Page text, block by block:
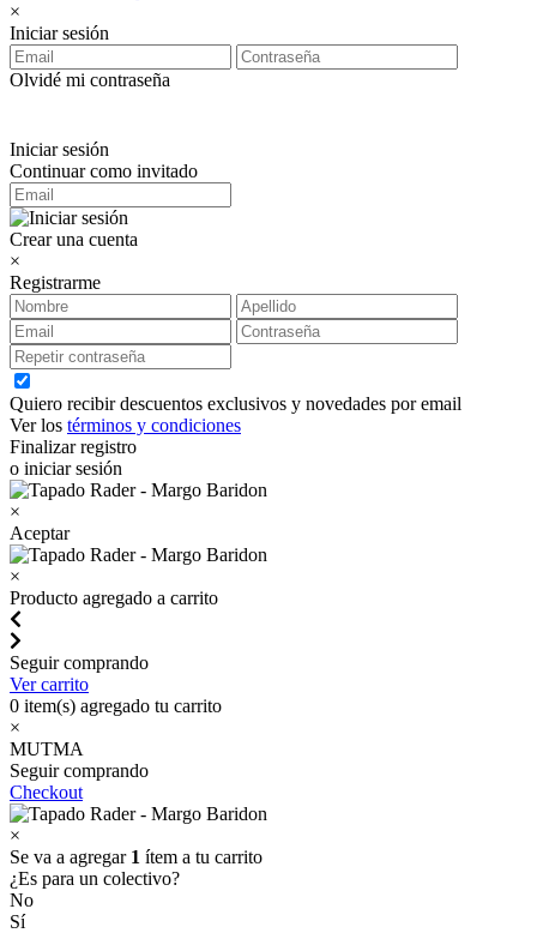
×
Iniciar sesión
Olvidé mi contraseña
Iniciar sesión
Continuar como invitado
Crear una cuenta
×
Registrarme
Quiero recibir descuentos exclusivos y novedades por email
Ver los términos y condiciones
Finalizar registro
o iniciar sesión
×
Aceptar
×
Producto agregado a carrito
Seguir comprando
Ver carrito
0 item(s) agregado tu carrito
×
MUTMA
Seguir comprando
Checkout
×
Se va a agregar 1 ítem a tu carrito
¿Es para un colectivo?
No
Sí